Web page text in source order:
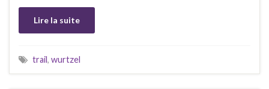
Lire la suite
trail, wurtzel